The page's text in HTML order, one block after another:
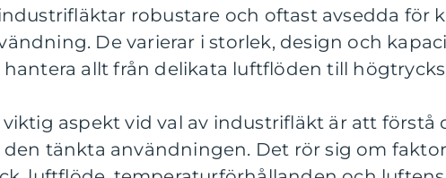
robustare och oftast avsedda för
De varierar i storlek, design och
hantera allt från delikata luftflöden till
viktig aspekt vid val av industrifläkt är att förstå
den tänkta användningen. Det rör sig om